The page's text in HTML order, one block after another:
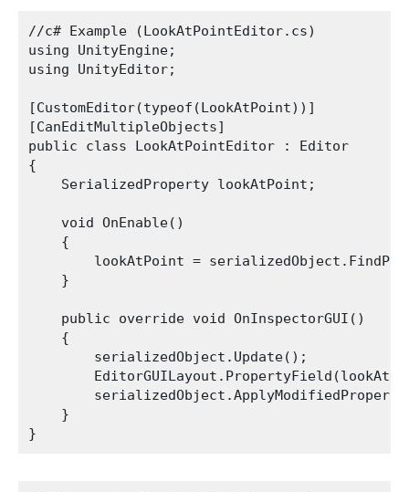
//c# Example (LookAtPointEditor.cs)
using UnityEngine;
using UnityEditor;
[CustomEditor(typeof(LookAtPoint))]
[CanEditMultipleObjects]
public class LookAtPointEditor : Editor
{
    SerializedProperty lookAtPoint;
    void OnEnable()
    {
lookAtPoint =
    }
    public override void OnInspectorGUI()
    {
        serializedObject.Update();
    }